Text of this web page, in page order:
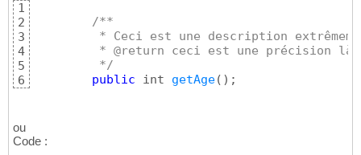
1
2
3
4
5
6
/**
* Ceci est une description
* @return ceci est une précision
	 */
public int getAge( ) ;
ou
Code :